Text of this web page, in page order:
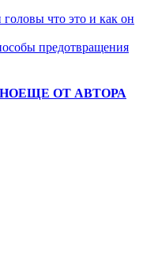
что это и как он
предотвращения
ЕЩЕ ОТ АВТОРА